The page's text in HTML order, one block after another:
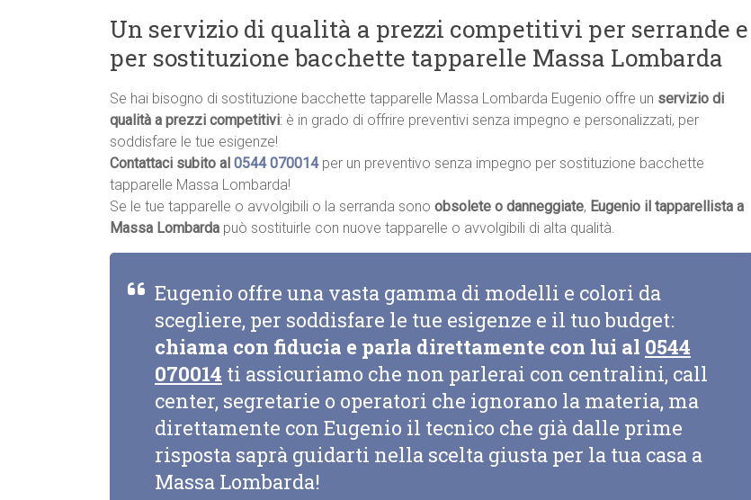
Un servizio di qualità a prezzi competitivi per serrande e
per sostituzione bacchette tapparelle Massa Lombarda
Se hai bisogno di sostituzione bacchette tapparelle Massa Lombarda Eugenio offre un servizio di
qualità a prezzi competitivi: è in grado di offrire preventivi senza impegno e personalizzati, per
soddisfare le tue esigenze!
Contattaci subito al 0544 070014 per un preventivo senza impegno per sostituzione bacchette
tapparelle Massa Lombarda!
Se le tue tapparelle o avvolgibili o la serranda sono obsolete o danneggiate, Eugenio il tapparellista a
Massa Lombarda può sostituirle con nuove tapparelle o avvolgibili di alta qualità.
Eugenio offre una vasta gamma di modelli e colori da
scegliere, per soddisfare le tue esigenze e il tuo budget:
chiama con fiducia e parla direttamente con lui al 0544
070014 ti assicuriamo che non parlerai con centralini, call
center, segretarie o operatori che ignorano la materia, ma
direttamente con Eugenio il tecnico che già dalle prime
risposta saprà guidarti nella scelta giusta per la tua casa a
Massa Lombarda!